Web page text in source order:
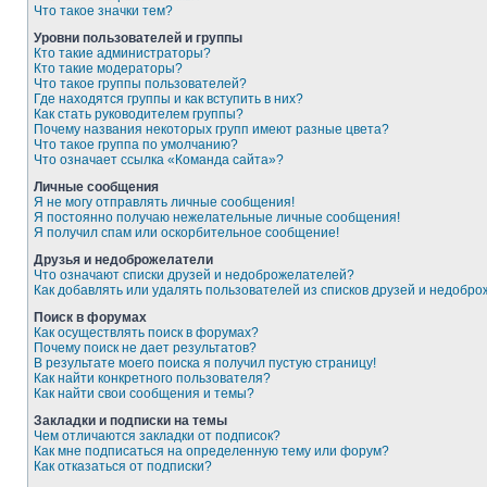
Что такое значки тем?
Уровни пользователей и группы
Кто такие администраторы?
Кто такие модераторы?
Что такое группы пользователей?
Где находятся группы и как вступить в них?
Как стать руководителем группы?
Почему названия некоторых групп имеют разные цвета?
Что такое группа по умолчанию?
Что означает ссылка «Команда сайта»?
Личные сообщения
Я не могу отправлять личные сообщения!
Я постоянно получаю нежелательные личные сообщения!
Я получил спам или оскорбительное сообщение!
Друзья и недоброжелатели
Что означают списки друзей и недоброжелателей?
Как добавлять или удалять пользователей из списков друзей и
Поиск в форумах
Как осуществлять поиск в форумах?
Почему поиск не дает результатов?
В результате моего поиска я получил пустую страницу!
Как найти конкретного пользователя?
Как найти свои сообщения и темы?
Закладки и подписки на темы
Чем отличаются закладки от подписок?
Как мне подписаться на определенную тему или форум?
Как отказаться от подписки?